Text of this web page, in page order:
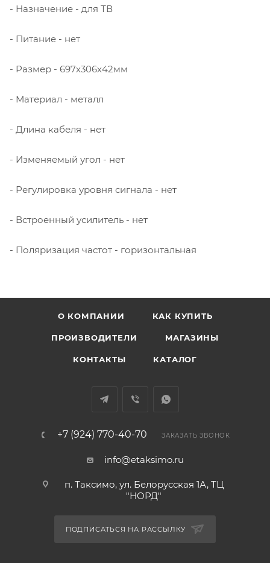
- Назначение - для ТВ
- Питание - нет
- Размер - 697х306х42мм
- Материал - металл
- Длина кабеля - нет
- Изменяемый угол - нет
- Регулировка уровня сигнала - нет
- Встроенный усилитель - нет
- Поляризация частот - горизонтальная
О КОМПАНИИ КАК КУПИТЬ
ПРОИЗВОДИТЕЛИ МАГАЗИНЫ
КОНТАКТЫ КАТАЛОГ
+7 (924) 770-40-70 ЗАКАЗАТЬ ЗВОНОК
info@etaksimo.ru
п. Таксимо, ул. Белорусская 1А, ТЦ
"НОРД"
ПОДПИСАТЬСЯ НА РАССЫЛКУ